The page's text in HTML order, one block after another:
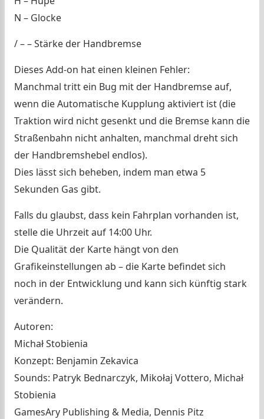
N – Glocke
/ – – Stärke der Handbremse
Dieses Add-on hat einen kleinen Fehler:
Manchmal tritt ein Bug mit der Handbremse auf,
wenn die Automatische Kupplung aktiviert ist (die
Traktion wird nicht gesenkt und die Bremse kann die
Straßenbahn nicht anhalten, manchmal dreht sich
der Handbremshebel endlos).
Dies lässt sich beheben, indem man etwa 5
Sekunden Gas gibt.
Falls du glaubst, dass kein Fahrplan vorhanden ist,
stelle die Uhrzeit auf 14:00 Uhr.
Die Qualität der Karte hängt von den
Grafikeinstellungen ab – die Karte befindet sich
noch in der Entwicklung und kann sich künftig stark
verändern.
Autoren:
Michał Stobienia
Konzept: Benjamin Zekavica
Sounds: Patryk Bednarczyk, Mikołaj Vottero, Michał
Stobienia
GamesAry Publishing & Media, Dennis Pitz